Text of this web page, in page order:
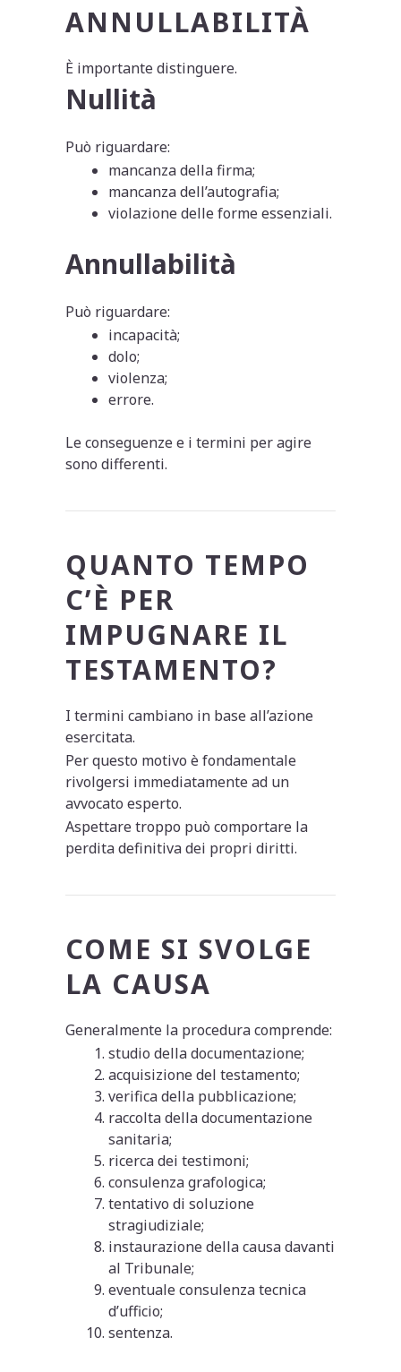
ANNULLABILITÀ
È importante distinguere.
Nullità
Può riguardare:
mancanza della firma;
mancanza dell’autografia;
violazione delle forme essenziali.
Annullabilità
Può riguardare:
incapacità;
dolo;
violenza;
errore.
Le conseguenze e i termini per agire
sono differenti.
QUANTO TEMPO
C’È PER
IMPUGNARE IL
TESTAMENTO?
I termini cambiano in base all’azione
esercitata.
Per questo motivo è fondamentale
rivolgersi immediatamente ad un
avvocato esperto.
Aspettare troppo può comportare la
perdita definitiva dei propri diritti.
COME SI SVOLGE
LA CAUSA
Generalmente la procedura comprende:
studio della documentazione;
acquisizione del testamento;
verifica della pubblicazione;
raccolta della documentazione
sanitaria;
ricerca dei testimoni;
consulenza grafologica;
tentativo di soluzione
stragiudiziale;
instaurazione della causa davanti
al Tribunale;
eventuale consulenza tecnica
d’ufficio;
sentenza.